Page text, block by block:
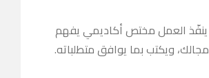
ينفّذ العمل مختص أكاديمي يفهم
مجالك، ويكتب بما يوافق متطلباته.